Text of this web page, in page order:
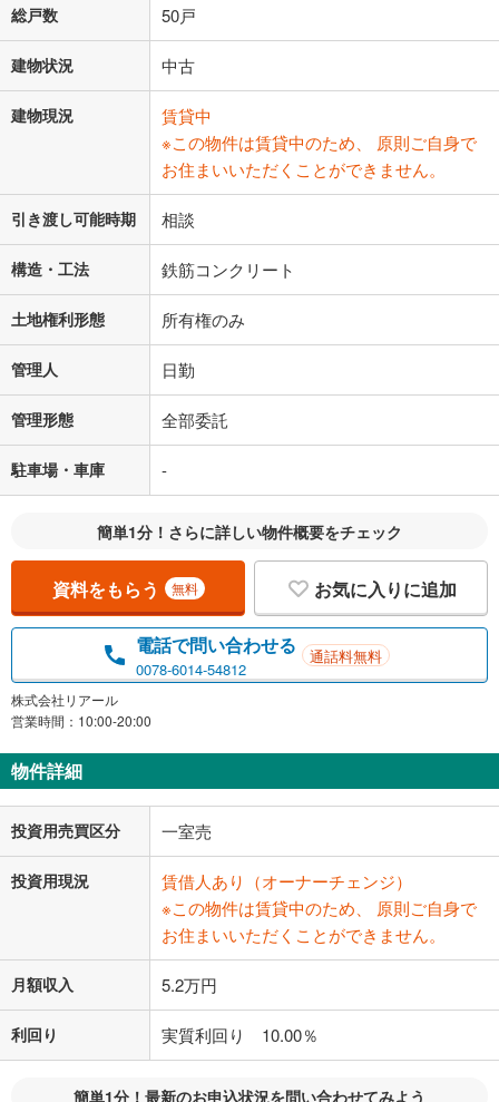
総戸数 50戸
建物状況 中古
建物現況
賃貸中
※この物件は賃貸中のため、 原則ご自身で
お住まいいただくことができません。
引き渡し可能時期 相談
構造・工法 鉄筋コンクリート
土地権利形態 所有権のみ
管理人 日勤
管理形態 全部委託
駐車場・車庫 -
簡単1分！さらに詳しい物件概要をチェック
資料をもらう 無料 お気に入りに追加
電話で問い合わせる
0078-6014-54812
通話料無料
株式会社リアール
営業時間：10:00-20:00
物件詳細
投資用売買区分 一室売
投資用現況
賃借人あり（オーナーチェンジ）
※この物件は賃貸中のため、 原則ご自身で
お住まいいただくことができません。
月額収入 5.2万円
利回り 実質利回り 10.00％
簡単1分！最新のお申込状況を問い合わせてみよう